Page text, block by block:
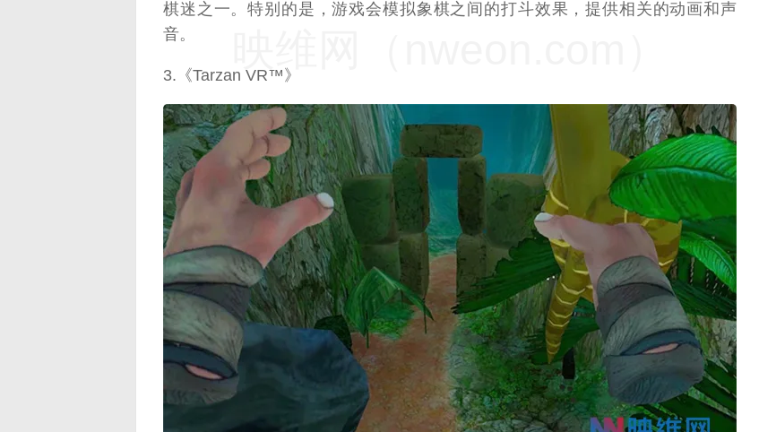
棋迷之一。特别的是，游戏会模拟象棋之间的打斗效果，提供相关的动画和声
音。
3.《Tarzan VR™》
映维网（nweon.com）